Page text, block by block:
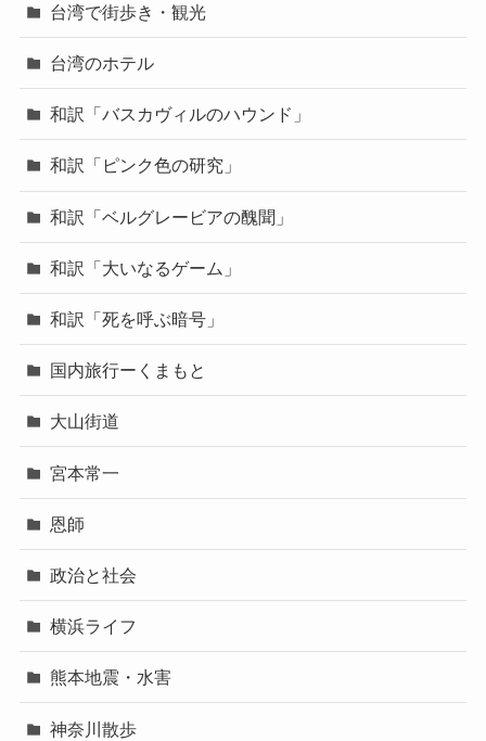
台湾で街歩き・観光
台湾のホテル
和訳「バスカヴィルのハウンド」
和訳「ピンク色の研究」
和訳「ベルグレービアの醜聞」
和訳「大いなるゲーム」
和訳「死を呼ぶ暗号」
国内旅行ーくまもと
大山街道
宮本常一
恩師
政治と社会
横浜ライフ
熊本地震・水害
神奈川散歩